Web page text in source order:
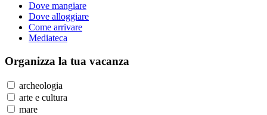
Dove mangiare
Dove alloggiare
Come arrivare
Mediateca
Organizza la tua vacanza
archeologia
arte e cultura
mare